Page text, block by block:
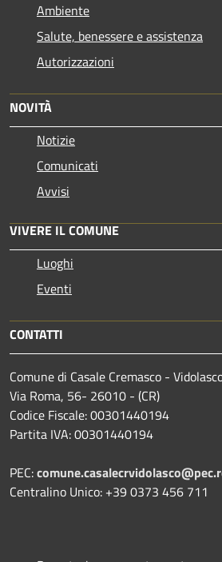
Ambiente
Salute, benessere e assistenza
Autorizzazioni
NOVITÀ
Notizie
Comunicati
Avvisi
VIVERE IL COMUNE
Luoghi
Eventi
CONTATTI
Comune di Casale Cremasco -
Via Roma, 56- 26010 - (CR)
Codice Fiscale: 00301440194
Partita IVA: 00301440194
PEC:
Centralino Unico: +39 0373 456 711